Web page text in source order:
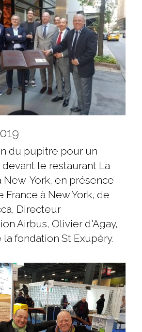
du pupitre pour un
le restaurant La
New-York, en présence
France à New York, de
Directeur
Airbus, Olivier d'Agay,
fondation St Exupéry.